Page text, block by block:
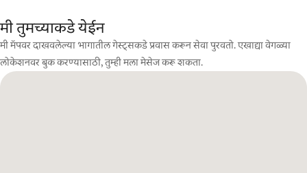
मी तुमच्याकडे येईन
मी मॅपवर दाखवलेल्या भागातील गेस्ट्सकडे प्रवास करून सेवा पुरवतो. एखाद्या वेगळ्या
लोकेशनवर बुक करण्यासाठी, तुम्ही मला मेसेज करू शकता.